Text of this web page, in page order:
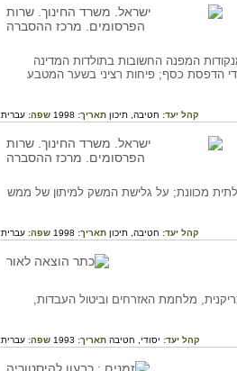
מנקודות המפנה החשובות בתולדות המדינה
הדפסת כסף; פיחות רציני בשער המטבע
קהל יעד: חטיבה, תיכון תאריך: 1998 שפה: עברית
מכוונת; על גלישת המשק למיתון של ממש
קהל יעד: חטיבה, תיכון תאריך: 1998 שפה: עברית
מלחמת האזרחים וביטול העבדות,
קהל יעד: יסודי, חטיבה תאריך: 1993 שפה: עברית